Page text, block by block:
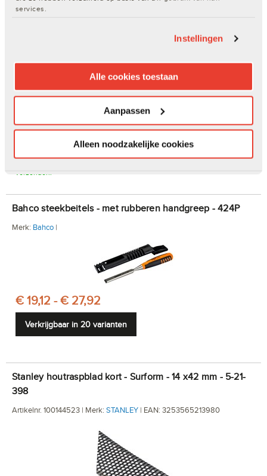
services.
Instellingen
Alle cookies toestaan
Aanpassen
Alleen noodzakelijke cookies
| EAN: 7314150136056
In winkelwagen
Op voorraad. Op werkdagen voor 17.00 uur besteld, dezelfde dag
verzonden.
Bahco steekbeitels - met rubberen handgreep - 424P
Merk: Bahco |
€ 19,12 - € 27,92
Verkrijgbaar in 20 varianten
Stanley houtraspblad kort - Surform - 14 x42 mm - 5-21-
398
Artikelnr. 100144523 | Merk: STANLEY | EAN: 3253565213980